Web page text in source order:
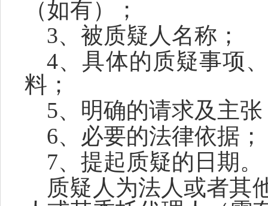
（如有）；
3、被质疑人名称；
4、具体的质疑事项
料；
5、明确的请求及主
6、必要的法律依据；
7、提起质疑的日期。
质疑人为法人或者其